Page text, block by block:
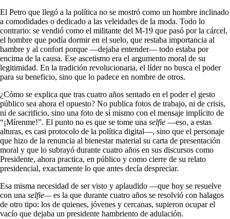
El Petro que llegó a la política no se mostró como un hombre inclinado
a comodidades o dedicado a las veleidades de la moda. Todo lo
contrario: se vendió como el militante del M-19 que pasó por la cárcel,
el hombre que podía dormir en el suelo, que restaba importancia al
hambre y al confort porque —dejaba entender— todo estaba por
encima de la causa. Ese ascetismo era el argumento moral de su
legitimidad. En la tradición revolucionaria, el líder no busca el poder
para su beneficio, sino que lo padece en nombre de otros.
¿Cómo se explica que tras cuatro años sentado en el poder el gesto
público sea ahora el opuesto? No publica fotos de trabajo, ni de crisis,
ni de sacrificio, sino una foto de sí mismo con el mensaje implícito de
“¡Mírenme!”. El punto no es que se tome una selfie —eso, a estas
alturas, es casi protocolo de la política digital—, sino que el personaje
que hizo de la renuncia al bienestar material su carta de presentación
moral y que lo subrayó durante cuatro años en sus discursos como
Presidente, ahora practica, en público y como cierre de su relato
presidencial, exactamente lo que antes decía despreciar.
Esa misma necesidad de ser visto y aplaudido —que hoy se resuelve
con una selfie—es la que durante cuatro años se resolvió con halagos
de otro tipo: los de quienes, jóvenes y cercanas, supieron ocupar el
vacío que dejaba un presidente hambriento de adulación.